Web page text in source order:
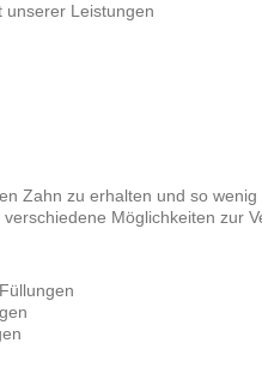
unserer Leistungen
Zahn zu erhalten und so
Möglichkeiten zur